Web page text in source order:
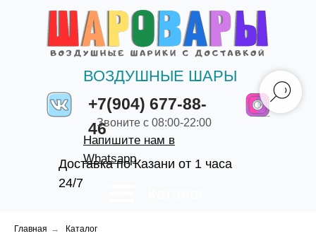
+7(904) 677-88-
46
ВОЗДУШНЫЕ ШАРЫ
Доставка по Казани от 1 часа
24/7
Звоните с 08:00-22:00
Напишите нам в
Whatsapp
Главная → Каталог